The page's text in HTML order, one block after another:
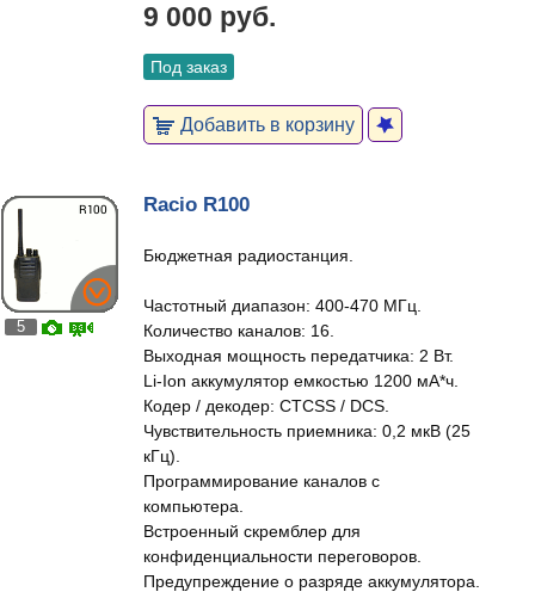
9 000 руб.
Под заказ
Добавить в корзину
5
Racio R100
Бюджетная радиостанция.
Частотный диапазон: 400-470 МГц.
Количество каналов: 16.
Выходная мощность передатчика: 2 Вт.
Li-Ion аккумулятор емкостью 1200 мА*ч.
Кодер / декодер: CTCSS / DCS.
Чувствительность приемника: 0,2 мкВ (25
кГц).
Программирование каналов с
компьютера.
Встроенный скремблер для
конфиденциальности переговоров.
Предупреждение о разряде аккумулятора.